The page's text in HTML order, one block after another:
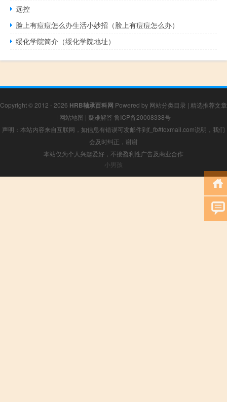
远控
脸上有痘痘怎么办生活小妙招（脸上有痘痘怎么办）
绥化学院简介（绥化学院地址）
Copyright © 2012 - 2026 HRB轴承百科网 Powered by 网站分类目录 | 精选推荐文章
| 网站地图 | 疑难解答 鲁ICP备20008338号
声明：本站内容来自互联网，如信息有错误可发邮件到f_fb#foxmail.com说明，我们
会及时纠正，谢谢
本站仅为个人兴趣爱好，不接盈利性广告及商业合作
小男孩